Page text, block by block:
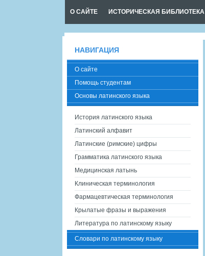
О САЙТЕ ИСТОРИЧЕСКАЯ БИБЛИОТЕКА
НАВИГАЦИЯ
О сайте
Помощь студентам
Основы латинского языка
История латинского языка
Латинский алфавит
Латинские (римские) цифры
Грамматика латинского языка
Медицинская латынь
Клиническая терминология
Фармацевтическая терминология
Крылатые фразы и выражения
Литература по латинскому языку
Словари по латинскому языку